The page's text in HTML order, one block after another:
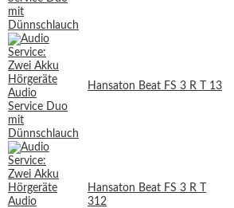
Hansaton Beat FS 3 R T 13
Hansaton Beat FS 3 R T
312